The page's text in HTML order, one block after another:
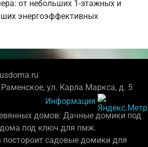
от небольших 1-этажных и
энергоэффективных
ул. Карла Маркса, д. 5
Информация
домов: Дачные домики под
дома под ключ для пмж.
постороит садовые домики для